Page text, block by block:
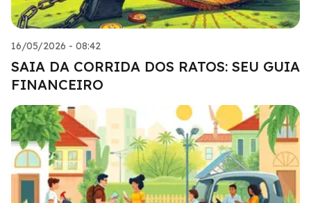
16/05/2026 - 08:42
SAIA DA CORRIDA DOS RATOS: SEU GUIA
FINANCEIRO